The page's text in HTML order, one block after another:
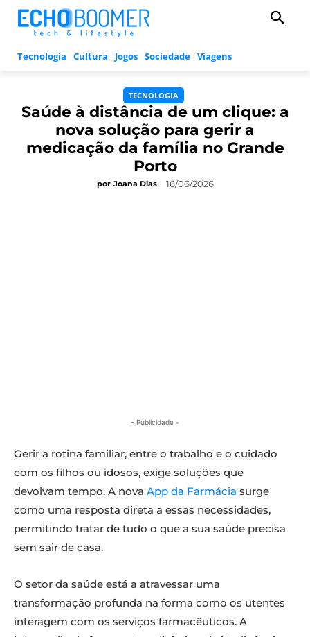
Tecnologia Cultura Jogos Sociedade Viagens
TECNOLOGIA
Saúde à distância de um clique: a
nova solução para gerir a
medicação da família no Grande
Porto
por Joana Dias 16/06/2026
- Publicidade -
Gerir a rotina familiar, entre o trabalho e o cuidado
com os filhos ou idosos, exige soluções que
devolvam tempo. A nova App da Farmácia surge
como uma resposta direta a essas necessidades,
permitindo tratar de tudo o que a sua saúde precisa
sem sair de casa.
O setor da saúde está a atravessar uma
transformação profunda na forma como os utentes
interagem com os serviços farmacêuticos. A